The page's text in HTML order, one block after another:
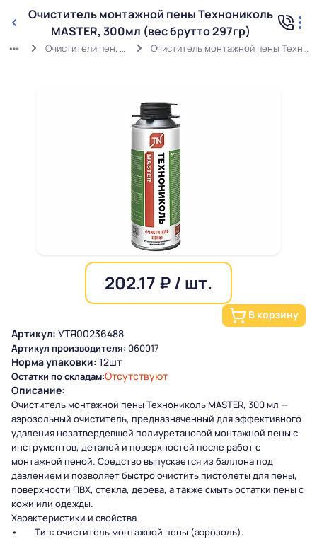
Очиститель монтажной пены Технониколь
MASTER, 300мл (вес брутто 297гр)
Очистители пен, силиконов, герметиков Очиститель монтажной пены Технониколь MASTER, 300мл (вес брутто 297гр)
202.17 ₽ / шт.
В корзину
Артикул: УТЯ00236488
Артикул производителя: 060017
Норма упаковки: 12шт
Остатки по складам:Отсутствуют
Описание:
Очиститель монтажной пены Технониколь MASTER, 300 мл —
аэрозольный очиститель, предназначенный для эффективного
удаления незатвердевшей полиуретановой монтажной пены с
инструментов, деталей и поверхностей после работ с
монтажной пеной. Средство выпускается из баллона под
давлением и позволяет быстро очистить пистолеты для пены,
поверхности ПВХ, стекла, дерева, а также смыть остатки пены с
кожи или одежды.
Характеристики и свойства
• Тип: очиститель монтажной пены (аэрозоль).